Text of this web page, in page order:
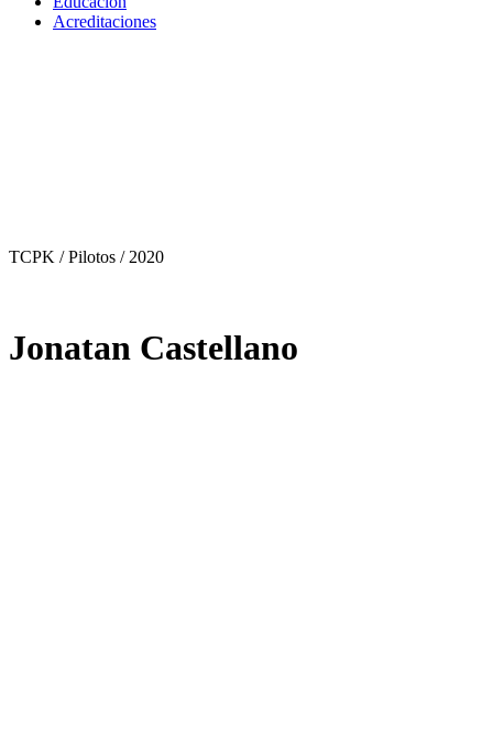
Acreditaciones
TCPK / Pilotos / 2020
Jonatan Castellano